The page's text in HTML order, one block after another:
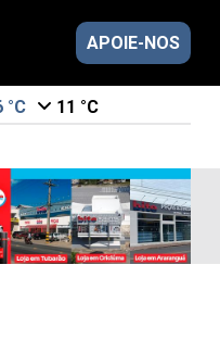
APOIE-NOS
°C 11 °C